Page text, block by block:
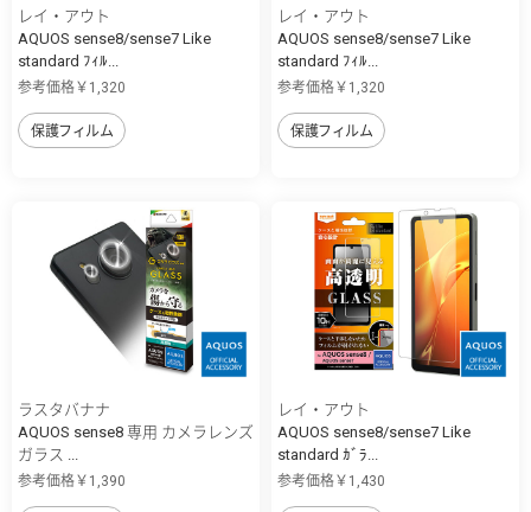
レイ・アウト
AQUOS sense8/sense7 Like
standard ﾌｨﾙ...
参考価格￥1,320
保護フィルム
レイ・アウト
AQUOS sense8/sense7 Like
standard ﾌｨﾙ...
参考価格￥1,320
保護フィルム
ラスタバナナ
AQUOS sense8 専用 カメラレンズ
ガラス ...
参考価格￥1,390
レイ・アウト
AQUOS sense8/sense7 Like
standard ｶﾞﾗ...
参考価格￥1,430